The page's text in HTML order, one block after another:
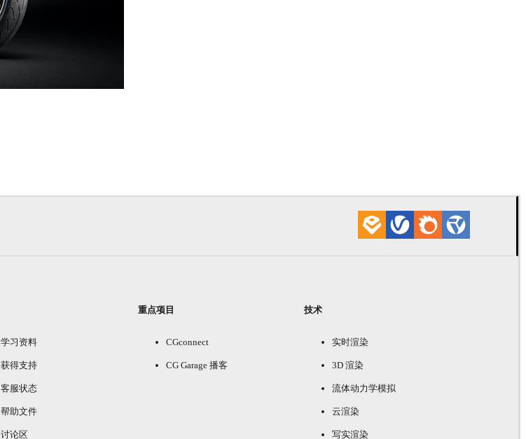
学习资料
获得支持
客服状态
帮助文件
讨论区
重点项目
CGconnect
CG Garage 播客
技术
实时渲染
3D 渲染
流体动力学模拟
云渲染
写实渲染